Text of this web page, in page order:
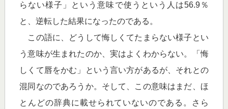
らない様子」という意味で使うという人は56.9％
と、逆転した結果になったのである。
この語に、どうして悔しくてたまらない様子とい
う意味が生まれたのか、実はよくわからない。「悔
しくて唇をかむ」という言い方があるが、それとの
混同なのであろうか。そして、この意味はまだ、ほ
とんどの辞典に載せられていないのである。さら